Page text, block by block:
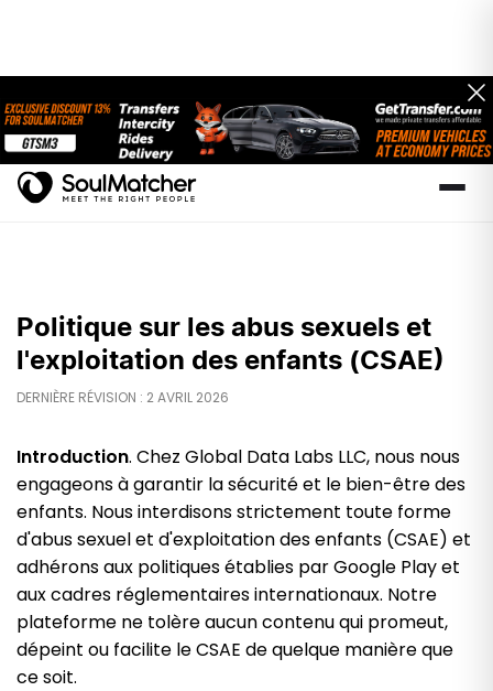
Politique sur les abus sexuels et
l'exploitation des enfants (CSAE)
DERNIÈRE RÉVISION : 2 AVRIL 2026
Introduction. Chez Global Data Labs LLC, nous nous
engageons à garantir la sécurité et le bien-être des
enfants. Nous interdisons strictement toute forme
d'abus sexuel et d'exploitation des enfants (CSAE) et
adhérons aux politiques établies par Google Play et
aux cadres réglementaires internationaux. Notre
plateforme ne tolère aucun contenu qui promeut,
dépeint ou facilite le CSAE de quelque manière que
ce soit.